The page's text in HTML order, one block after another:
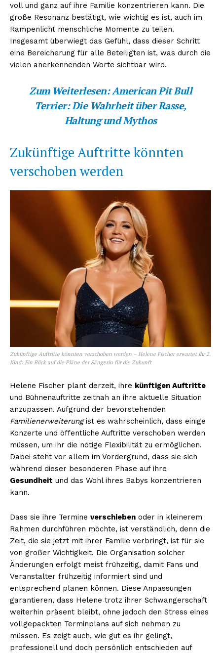
voll und ganz auf ihre Familie konzentrieren kann. Die
große Resonanz bestätigt, wie wichtig es ist, auch im
Rampenlicht menschliche Momente zu teilen.
Insgesamt überwiegt das Gefühl, dass dieser Schritt
eine Bereicherung für alle Beteiligten ist, was durch die
vielen anerkennenden Worte sichtbar wird.
Zum Weiterlesen:American Pit Bull
Terrier: Die Wahrheit über Rasse,
Haltung und Mythos
Zukünftige Auftritte könnten
verschoben werden
Zukünftige Auftritte könnten verschoben werden – Helene Fischer erwartet ihr 2.
Kind: Ein Blick auf die Pläne der Sängerin für die Zukunft
Helene Fischer plant derzeit, ihre künftigen Auftritte
und Bühnenauftritte zeitnah an ihre aktuelle Situation
anzupassen. Aufgrund der bevorstehenden
Familienerweiterungist es wahrscheinlich, dass einige
Konzerte und öffentliche Auftritte verschoben werden
müssen, um ihr die nötige Flexibilität zu ermöglichen.
Dabei steht vor allem im Vordergrund, dass sie sich
während dieser besonderen Phase auf ihre
Gesundheit und das Wohl ihres Babys konzentrieren
kann.
Dass sie ihre Termine verschieben oder in kleinerem
Rahmen durchführen möchte, ist verständlich, denn die
Zeit, die sie jetzt mit ihrer Familie verbringt, ist für sie
von großer Wichtigkeit. Die Organisation solcher
Änderungen erfolgt meist frühzeitig, damit Fans und
Veranstalter frühzeitig informiert sind und
entsprechend planen können. Diese Anpassungen
garantieren, dass Helene trotz ihrer Schwangerschaft
weiterhin präsent bleibt, ohne jedoch den Stress eines
vollgepackten Terminplans auf sich nehmen zu
müssen. Es zeigt auch, wie gut es ihr gelingt,
professionell und doch persönlich entschieden auf